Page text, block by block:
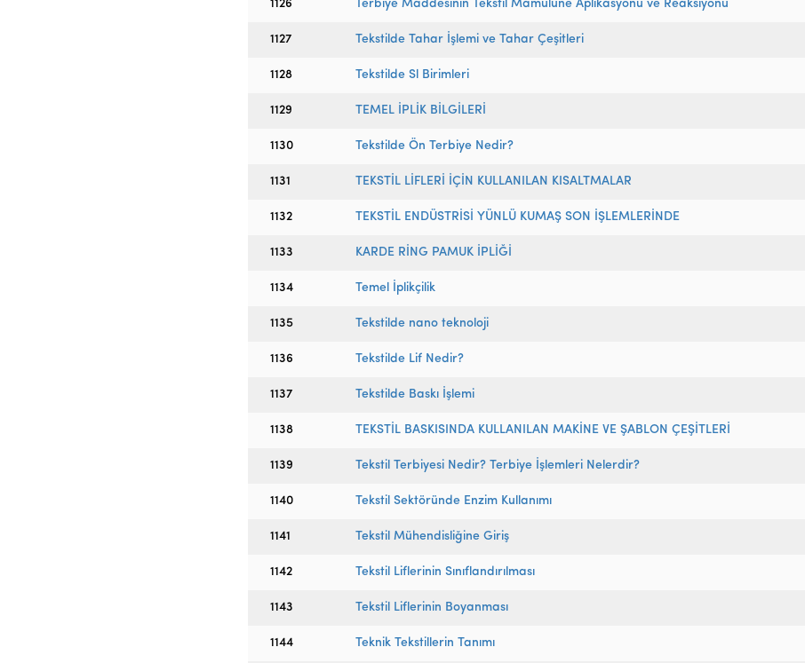
1126 Terbiye Maddesinin Tekstil Mamulüne Aplikasyonu ve Reaksiyonu
1127 Tekstilde Tahar İşlemi ve Tahar Çeşitleri
1128 Tekstilde Sl Birimleri
1129 TEMEL İPLİK BİLGİLERİ
1130 Tekstilde Ön Terbiye Nedir?
1131 TEKSTİL LİFLERİ İÇİN KULLANILAN KISALTMALAR
1132 TEKSTİL ENDÜSTRİSİ YÜNLÜ KUMAŞ SON İŞLEMLERİNDE
1133 KARDE RİNG PAMUK İPLİĞİ
1134 Temel İplikçilik
1135 Tekstilde nano teknoloji
1136 Tekstilde Lif Nedir?
1137 Tekstilde Baskı İşlemi
1138 TEKSTİL BASKISINDA KULLANILAN MAKİNE VE ŞABLON ÇEŞİTLERİ
1139 Tekstil Terbiyesi Nedir? Terbiye İşlemleri Nelerdir?
1140 Tekstil Sektöründe Enzim Kullanımı
1141 Tekstil Mühendisliğine Giriş
1142 Tekstil Liflerinin Sınıflandırılması
1143 Tekstil Liflerinin Boyanması
1144 Teknik Tekstillerin Tanımı